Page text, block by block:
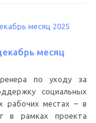
месяц
по уходу за
социальных
рабочих местах – в
в рамках проекта